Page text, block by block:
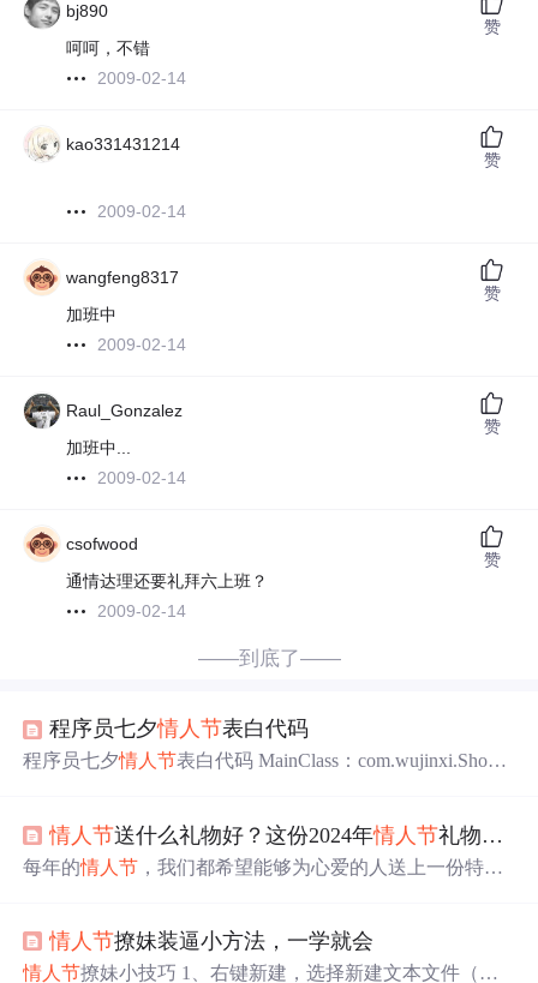
bj890
呵呵，不错
2009-02-14
赞
kao331431214
2009-02-14
赞
wangfeng8317
加班中
2009-02-14
赞
Raul_Gonzalez
加班中...
2009-02-14
赞
csofwood
通情达理还要礼拜六上班？
2009-02-14
赞
——到底了——
程序员七夕情人节表白代码
程序员七夕情人节表白代码 MainClass：com.wujinxi.ShowL
rt java.io.File; import java.io.FileReader; import java.io.IOExcep
tion; import java.util.
情人节送什么礼物好？这份2024年情人节礼物攻略得收好！
每年的情人节 ，我们都希望能够为心爱的人送上一份特别
字、誓言还是特别的日期，都能让这对戒指成为你们爱情
的独特象征。每一本相册都是由专业的设计师根据你们的
情人节撩妹装逼小方法，一学就会
情人节撩妹小技巧 1、右键新建，选择新建文本文件（可